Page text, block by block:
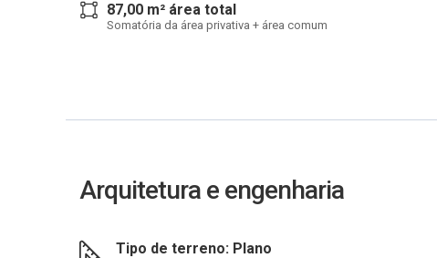
87,00 m² área total
Somatória da área privativa + área comum
Arquitetura e engenharia
Tipo de terreno: Plano